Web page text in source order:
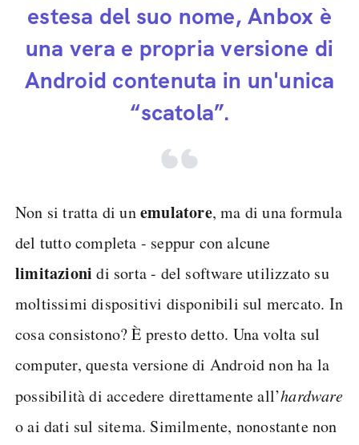
estesa del suo nome, Anbox è
una vera e propria versione di
Android contenuta in un'unica
“scatola”.
Non si tratta di unemulatore, ma di una formula
del tutto completa - seppur con alcune
limitazioni di sorta - del software utilizzato su
moltissimi dispositivi disponibili sul mercato. In
cosa consistono? È presto detto. Una volta sul
computer, questa versione di Android non ha la
possibilità di accedere direttamente all’hardware
o ai dati sul sitema. Similmente, nonostante non